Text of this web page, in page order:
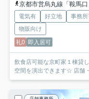
京都市営烏丸線「鞍馬
電気有 好立地 事務
物販向け
礼0 即入居可
飲食店可能な京町家１棟貸
空間を演出できます☆ 店舗